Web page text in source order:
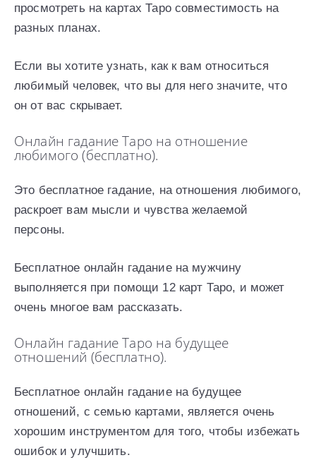
просмотреть на картах Таро совместимость на
разных планах.
Если вы хотите узнать, как к вам относиться
любимый человек, что вы для него значите, что
он от вас скрывает.
Онлайн гадание Таро на отношение
любимого (бесплатно).
Это бесплатное гадание, на отношения любимого,
раскроет вам мысли и чувства желаемой
персоны.
Бесплатное онлайн гадание на мужчину
выполняется при помощи 12 карт Таро, и может
очень многое вам рассказать.
Онлайн гадание Таро на будущее
отношений (бесплатно).
Бесплатное онлайн гадание на будущее
отношений, с семью картами, является очень
хорошим инструментом для того, чтобы избежать
ошибок и улучшить.